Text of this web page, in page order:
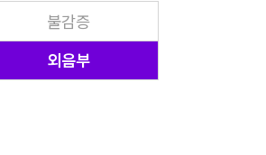
불감증
외음부